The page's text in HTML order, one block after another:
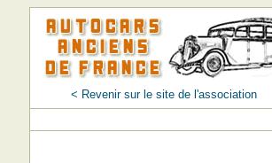
< Revenir sur le site de l'association